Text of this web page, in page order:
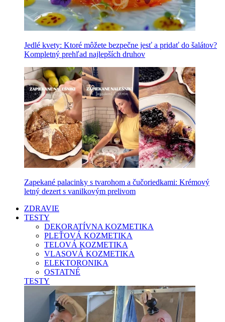
Jedlé kvety: Ktoré môžete bezpečne jesť a pridať do šalátov?
Kompletný prehľad najlepších druhov
Zapekané palacinky s tvarohom a čučoriedkami: Krémový
letný dezert s vanilkovým prelivom
ZDRAVIE
TESTY
DEKORATÍVNA KOZMETIKA
PLEŤOVÁ KOZMETIKA
TELOVÁ KOZMETIKA
VLASOVÁ KOZMETIKA
ELEKTORONIKA
OSTATNÉ
TESTY